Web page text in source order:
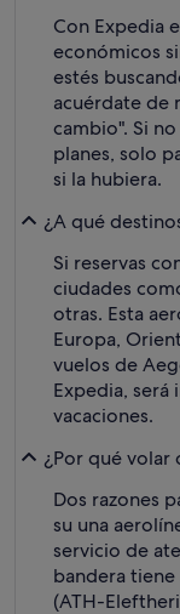
Con Expedia
económicos
estés
acuérdate de
cambio". Si
planes, solo
si la hubiera.
¿A qué
Si reservas
ciudades
otras. Esta
Europa,
vuelos de
Expedia, será
vacaciones.
¿Por qué volar
Dos razones
su una
servicio de
bandera tiene
(ATH-